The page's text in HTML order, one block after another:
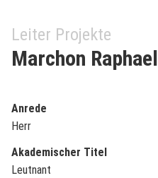
Leiter Projekte
Marchon Raphael
Anrede
Herr
Akademischer Titel
Leutnant